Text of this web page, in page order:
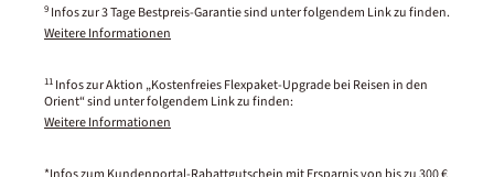
9 Infos zur 3 Tage Bestpreis-Garantie sind unter folgendem Link zu finden.
Weitere Informationen
11 Infos zur Aktion „Kostenfreies Flexpaket-Upgrade bei Reisen in den
Orient“ sind unter folgendem Link zu finden:
Weitere Informationen